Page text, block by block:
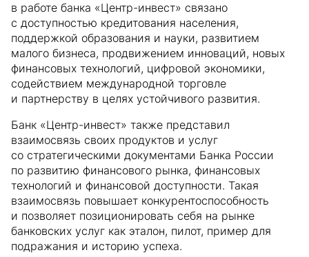
в работе банка «Центр-инвест» связано
с доступностью кредитования населения,
поддержкой образования и науки, развитием
малого бизнеса, продвижением инноваций, новых
финансовых технологий, цифровой экономики,
содействием международной торговле
и партнерству в целях устойчивого развития.
Банк «Центр-инвест» также представил
взаимосвязь своих продуктов и услуг
со стратегическими документами Банка России
по развитию финансового рынка, финансовых
технологий и финансовой доступности. Такая
взаимосвязь повышает конкурентоспособность
и позволяет позиционировать себя на рынке
банковских услуг как эталон, пилот, пример для
подражания и историю успеха.